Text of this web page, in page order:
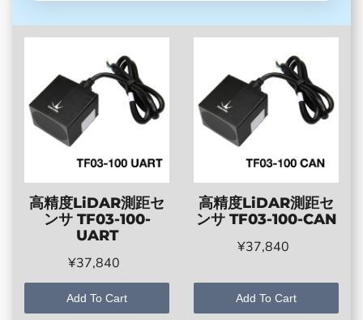
高精度LiDAR測距セ
ンサ TF03-100-
UART
¥37,840
Add To Cart
高精度LiDAR測距セ
ンサ TF03-100-CAN
¥37,840
Add To Cart